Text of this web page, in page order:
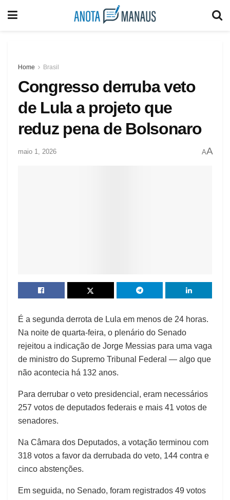
Home Brasil
Congresso derruba veto
de Lula a projeto que
reduz pena de Bolsonaro
maio 1, 2026 AA
É a segunda derrota de Lula em menos de 24 horas.
Na noite de quarta-feira, o plenário do Senado
rejeitou a indicação de Jorge Messias para uma vaga
de ministro do Supremo Tribunal Federal — algo que
não acontecia há 132 anos.
Para derrubar o veto presidencial, eram necessários
257 votos de deputados federais e mais 41 votos de
senadores.
Na Câmara dos Deputados, a votação terminou com
318 votos a favor da derrubada do veto, 144 contra e
cinco abstenções.
Em seguida, no Senado, foram registrados 49 votos